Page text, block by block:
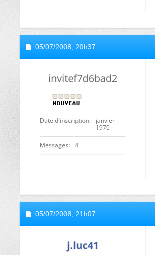
05/07/2008, 20h37
invitef7d6bad2
Date d'inscription
janvier
1970
Messages 4
05/07/2008, 21h07
j.luc41